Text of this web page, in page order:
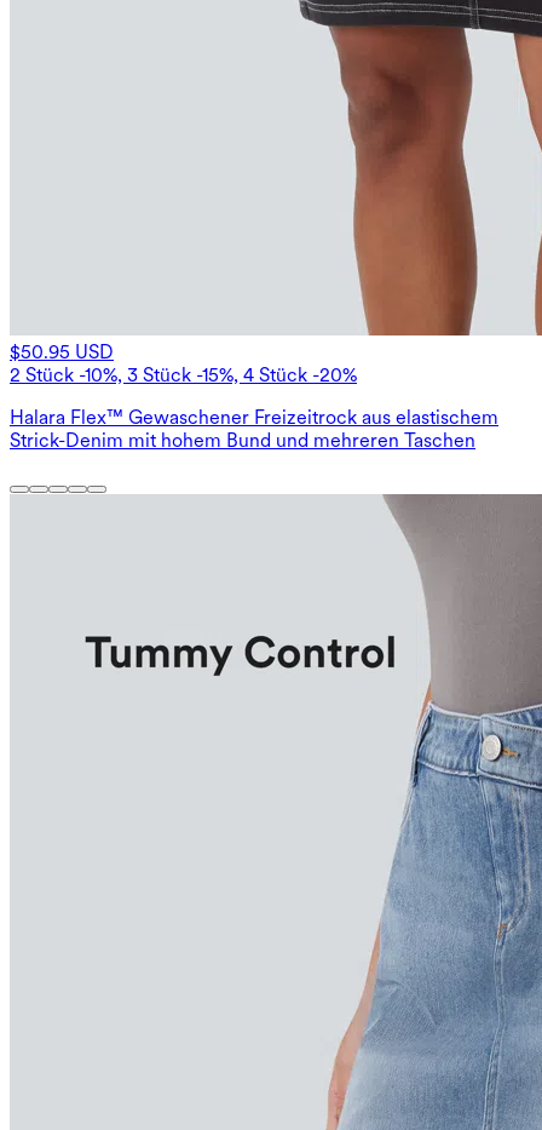
$50.95 USD
2 Stück -10%, 3 Stück -15%, 4 Stück -20%
Halara Flex™ Gewaschener Freizeitrock aus elastischem
Strick-Denim mit hohem Bund und mehreren Taschen